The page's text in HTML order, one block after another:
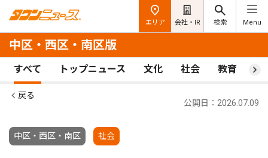
エリア 会社・IR 検索 Menu
中区・西区・南区版
すべて トップニュース 文化 社会 教育 ス
戻る
中区・西区・南区 社会
公開日：2026.07.09